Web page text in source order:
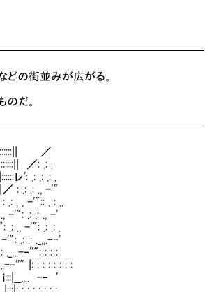
の街並みが広がる。
だ。
／
／: .: .
.: .: .: .
: .: .: ., -'"
. , -'":: . : ..
.: .: ., -'
-'": .: .: .
.: .: ._,,.-‐'
‐''": : : :
‐''" |: : : : : : : :
-‐ '